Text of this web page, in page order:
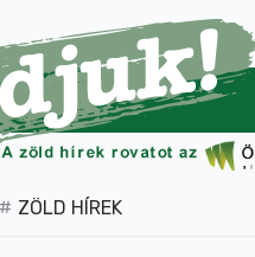
ZÖLD HÍREK